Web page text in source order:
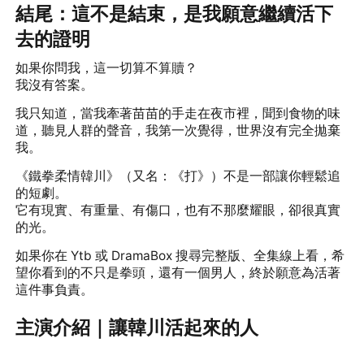
結尾：這不是結束，是我願意繼續活下
去的證明
如果你問我，這一切算不算贖？
我沒有答案。
我只知道，當我牽著苗苗的手走在夜市裡，聞到食物的味
道，聽見人群的聲音，我第一次覺得，世界沒有完全拋棄
我。
《鐵拳柔情韓川》（又名：《打》）不是一部讓你輕鬆追
的短劇。
它有現實、有重量、有傷口，也有不那麼耀眼，卻很真實
的光。
如果你在 Ytb 或 DramaBox 搜尋完整版、全集線上看，希
望你看到的不只是拳頭，還有一個男人，終於願意為活著
這件事負責。
主演介紹｜讓韓川活起來的人